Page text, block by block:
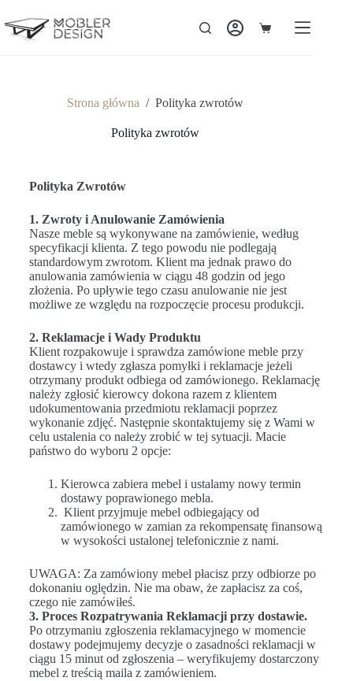
Strona główna / Polityka zwrotów
Polityka zwrotów
Polityka Zwrotów
1. Zwroty i Anulowanie Zamówienia
Nasze meble są wykonywane na zamówienie, według
specyfikacji klienta. Z tego powodu nie podlegają
standardowym zwrotom. Klient ma jednak prawo do
anulowania zamówienia w ciągu 48 godzin od jego
złożenia. Po upływie tego czasu anulowanie nie jest
możliwe ze względu na rozpoczęcie procesu produkcji.
2. Reklamacje i Wady Produktu
Klient rozpakowuje i sprawdza zamówione meble przy
dostawcy i wtedy zgłasza pomyłki i reklamacje jeżeli
otrzymany produkt odbiega od zamówionego. Reklamację
należy zgłosić kierowcy dokona razem z klientem
udokumentowania przedmiotu reklamacji poprzez
wykonanie zdjęć. Następnie skontaktujemy się z Wami w
celu ustalenia co należy zrobić w tej sytuacji. Macie
państwo do wyboru 2 opcje:
Kierowca zabiera mebel i ustalamy nowy termin
dostawy poprawionego mebla.
Klient przyjmuje mebel odbiegający od
zamówionego w zamian za rekompensatę finansową
w wysokości ustalonej telefonicznie z nami.
UWAGA: Za zamówiony mebel płacisz przy odbiorze po
dokonaniu oględzin. Nie ma obaw, że zapłacisz za coś,
czego nie zamówiłeś.
3. Proces Rozpatrywania Reklamacji przy dostawie.
Po otrzymaniu zgłoszenia reklamacyjnego w momencie
dostawy podejmujemy decyzje o zasadności reklamacji w
ciągu 15 minut od zgłoszenia – weryfikujemy dostarczony
mebel z treścią maila z zamówieniem.